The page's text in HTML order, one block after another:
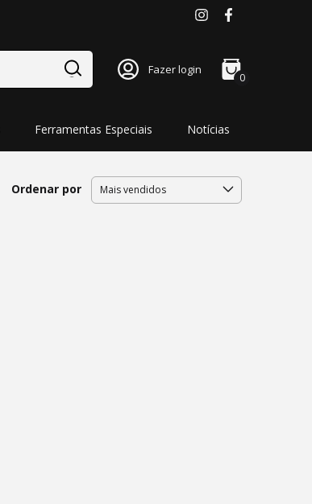
Fazer login
0
Ferramentas Especiais Notícias
Ordenar por